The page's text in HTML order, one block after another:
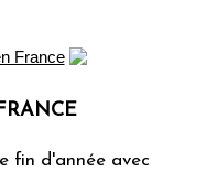
fin d'année avec